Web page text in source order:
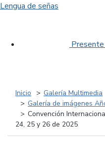
Lengua de señas
Inicio Galería Multimedia
Galería de imágenes
Convención
24, 25 y 26 de 2025